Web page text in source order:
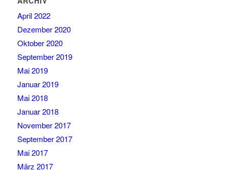
April 2022
Dezember 2020
Oktober 2020
September 2019
Mai 2019
Januar 2019
Mai 2018
Januar 2018
November 2017
September 2017
Mai 2017
März 2017